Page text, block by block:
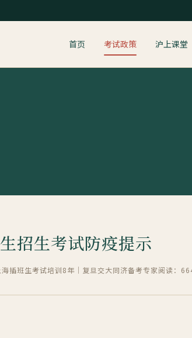
首页 考试政策 沪上课堂
招生考试防疫提示
插班生考试培训8年｜复旦交大同济备考专家阅读：